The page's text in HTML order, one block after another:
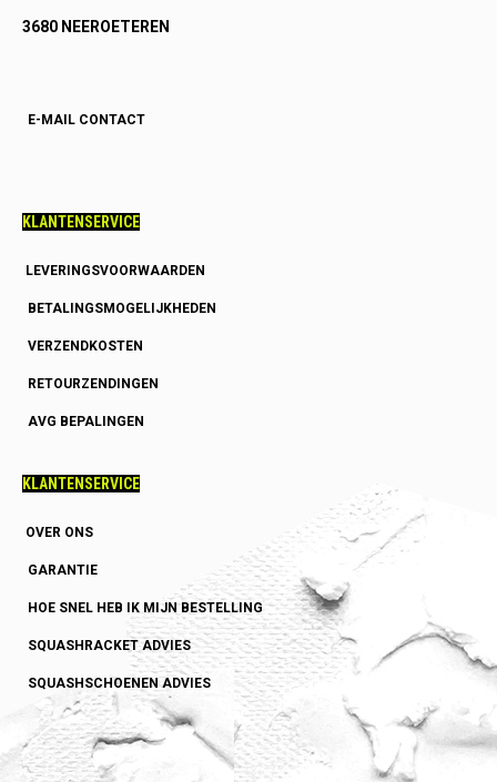
3680 NEEROETEREN
E-MAIL CONTACT
KLANTENSERVICE
LEVERINGSVOORWAARDEN
BETALINGSMOGELIJKHEDEN
VERZENDKOSTEN
RETOURZENDINGEN
AVG BEPALINGEN
KLANTENSERVICE
OVER ONS
GARANTIE
HOE SNEL HEB IK MIJN BESTELLING
SQUASHRACKET ADVIES
SQUASHSCHOENEN ADVIES